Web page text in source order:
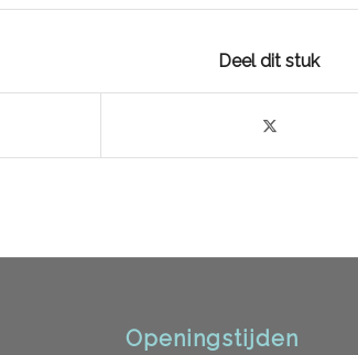
Deel dit stuk
Openingstijden